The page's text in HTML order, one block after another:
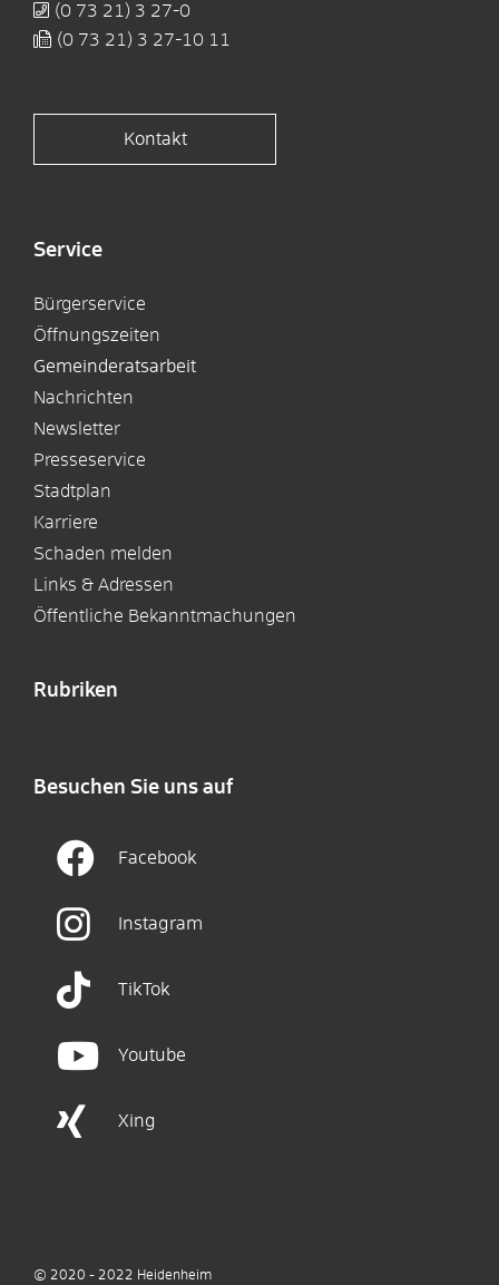
(0 73 21) 3 27-0
(0 73 21) 3 27-10 11
Kontakt
Service
Bürgerservice
Öffnungszeiten
Gemeinderatsarbeit
Nachrichten
Newsletter
Presseservice
Stadtplan
Karriere
Schaden melden
Links & Adressen
Öffentliche Bekanntmachungen
Rubriken
Besuchen Sie uns auf
Facebook
Instagram
TikTok
Youtube
Xing
© 2020 - 2022 Heidenheim